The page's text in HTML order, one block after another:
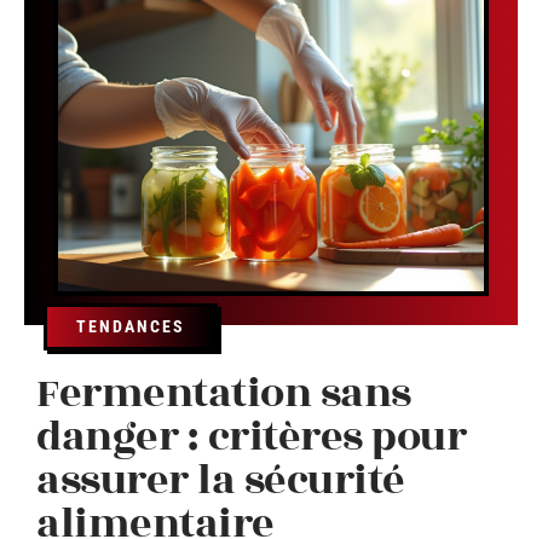
TENDANCES
Fermentation sans
danger : critères pour
assurer la sécurité
alimentaire